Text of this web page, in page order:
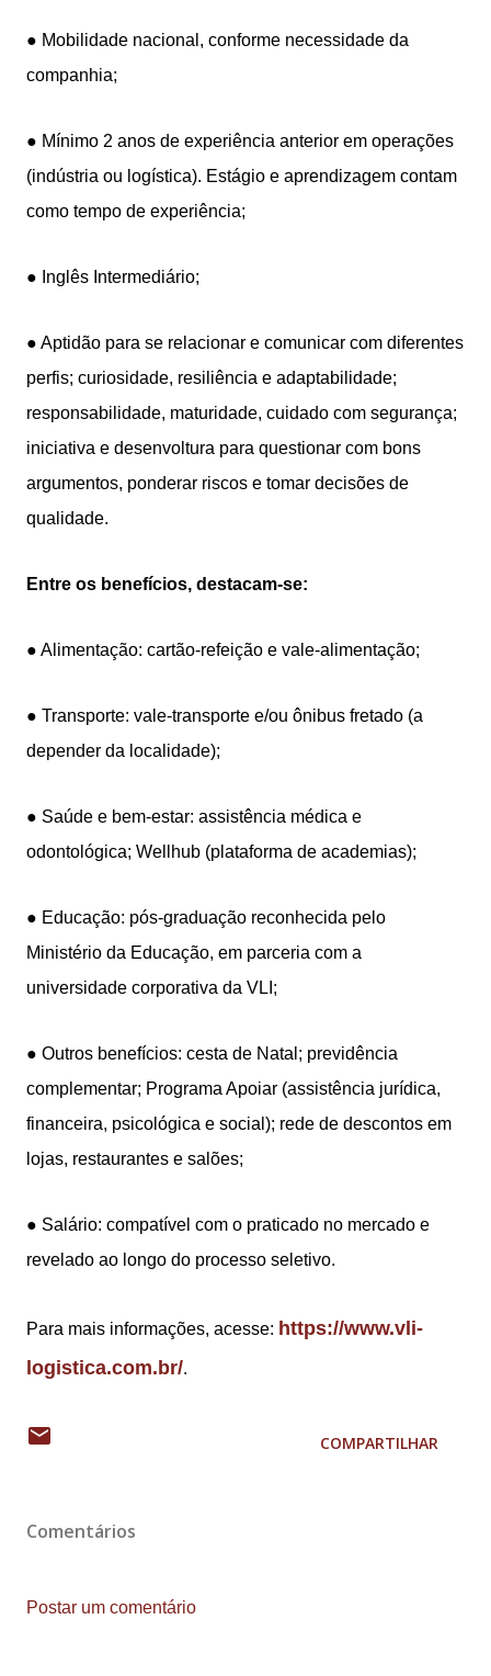
● Mobilidade nacional, conforme necessidade da
companhia;
● Mínimo 2 anos de experiência anterior em operações
(indústria ou logística). Estágio e aprendizagem contam
como tempo de experiência;
● Inglês Intermediário;
● Aptidão para se relacionar e comunicar com diferentes
perfis; curiosidade, resiliência e adaptabilidade;
responsabilidade, maturidade, cuidado com segurança;
iniciativa e desenvoltura para questionar com bons
argumentos, ponderar riscos e tomar decisões de
qualidade.
Entre os benefícios, destacam-se:
● Alimentação: cartão-refeição e vale-alimentação;
● Transporte: vale-transporte e/ou ônibus fretado (a
depender da localidade);
● Saúde e bem-estar: assistência médica e
odontológica; Wellhub (plataforma de academias);
● Educação: pós-graduação reconhecida pelo
Ministério da Educação, em parceria com a
universidade corporativa da VLI;
● Outros benefícios: cesta de Natal; previdência
complementar; Programa Apoiar (assistência jurídica,
financeira, psicológica e social); rede de descontos em
lojas, restaurantes e salões;
● Salário: compatível com o praticado no mercado e
revelado ao longo do processo seletivo.
Para mais informações, acesse: https://www.vli-
logistica.com.br/.
COMPARTILHAR
Comentários
Postar um comentário